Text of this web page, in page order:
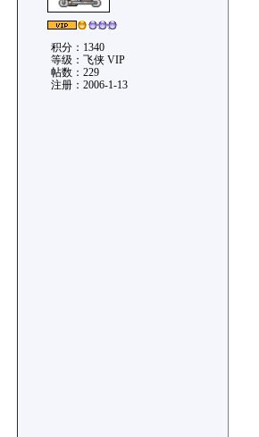
积分：1340
等级：飞侠 VIP
帖数：229
注册：2006-1-13